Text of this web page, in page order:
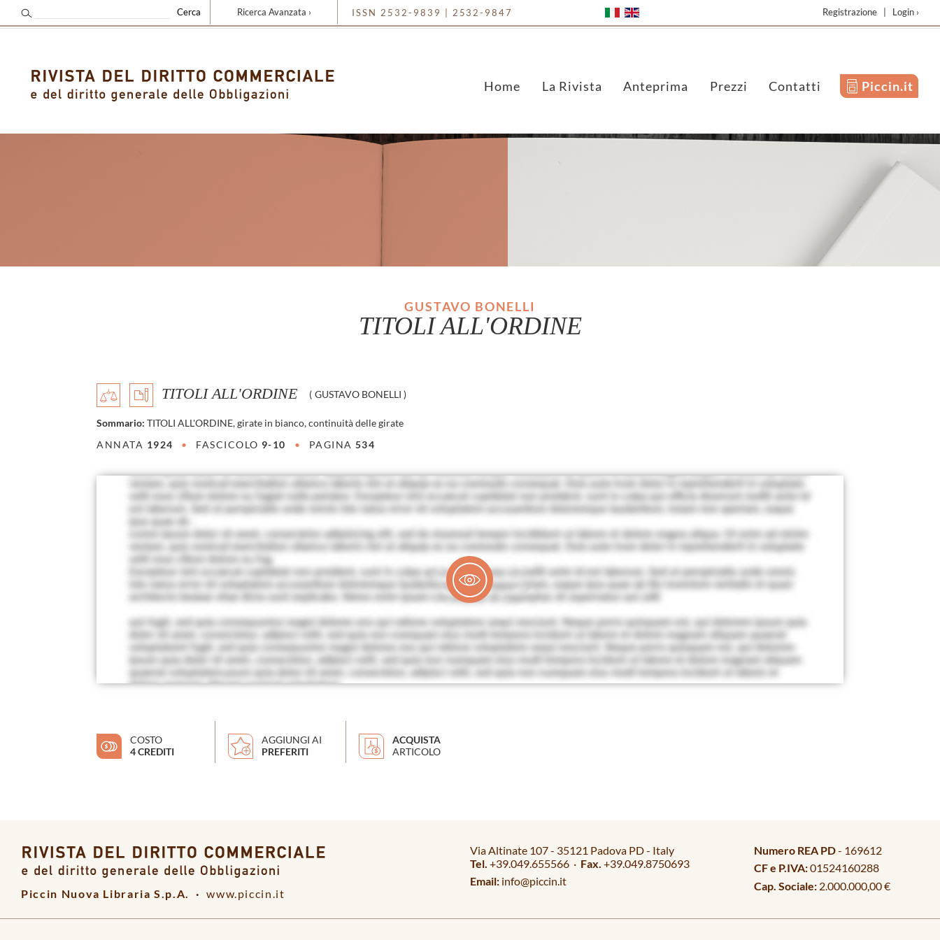
GUSTAVO BONELLI
TITOLI ALL'ORDINE
TITOLI ALL'ORDINE ( GUSTAVO BONELLI )
Sommario: TITOLI ALL'ORDINE, girate in bianco, continuità delle girate
ANNATA 1924 • FASCICOLO 9-10 • PAGINA534
COSTO
4 CREDITI
AGGIUNGI AI
PREFERITI
ACQUISTA
ARTICOLO
Ricerca Avanzata › ISSN 2532-9839 | 2532-9847 Registrazione| Login ›
Home La Rivista Anteprima Prezzi Contatti Piccin.it
Piccin Nuova Libraria S.p.A. · www.piccin.it
Via Altinate 107 - 35121 Padova PD - Italy
Tel. +39.049.655566 · Fax. +39.049.8750693
Email: info@piccin.it
Numero REA PD- 169612
CF e P.IVA:01524160288
Cap. Sociale: 2.000.000,00 €